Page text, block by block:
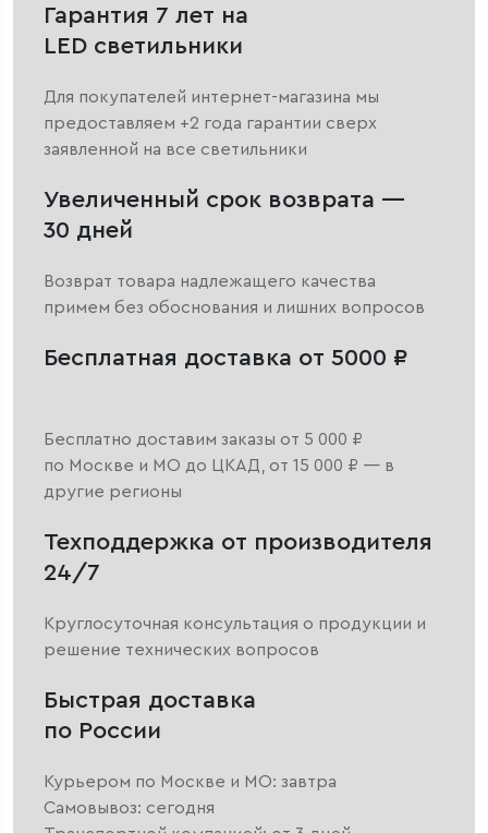
Гарантия 7 лет на
LED светильники
Для покупателей интернет-магазина мы
предоставляем +2 года гарантии сверх
заявленной на все светильники
Увеличенный срок возврата —
30 дней
Возврат товара надлежащего качества
примем без обоснования и лишних вопросов
Бесплатная доставка от 5000 ₽
Бесплатно доставим заказы от 5 000 ₽
по Москве и МО до ЦКАД, от 15 000 ₽ — в
другие регионы
Техподдержка от производителя
24/7
Круглосуточная консультация о продукции и
решение технических вопросов
Быстрая доставка
по России
Курьером по Москве и МО: завтра
Самовывоз: сегодня